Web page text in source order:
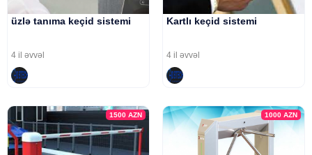
üzlə tanıma keçid sistemi
4 il əvvəl
Kartlı keçid sistemi
4 il əvvəl
1500AZN 1000 AZN